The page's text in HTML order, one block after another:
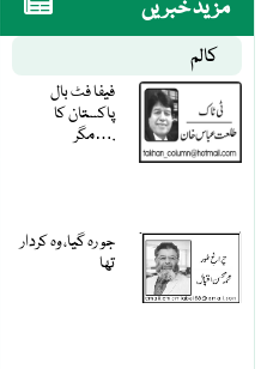
مزید خبریں
کالم
فیفا فٹ بال
پاکستان کا
مگر….
جو رہ گیا، وہ کردار
تھا